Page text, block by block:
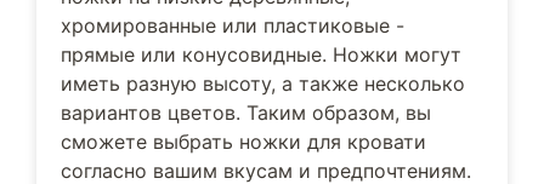
хромированные или пластиковые -
прямые или конусовидные. Ножки могут
иметь разную высоту, а также несколько
вариантов цветов. Таким образом, вы
сможете выбрать ножки для кровати
согласно вашим вкусам и предпочтениям.